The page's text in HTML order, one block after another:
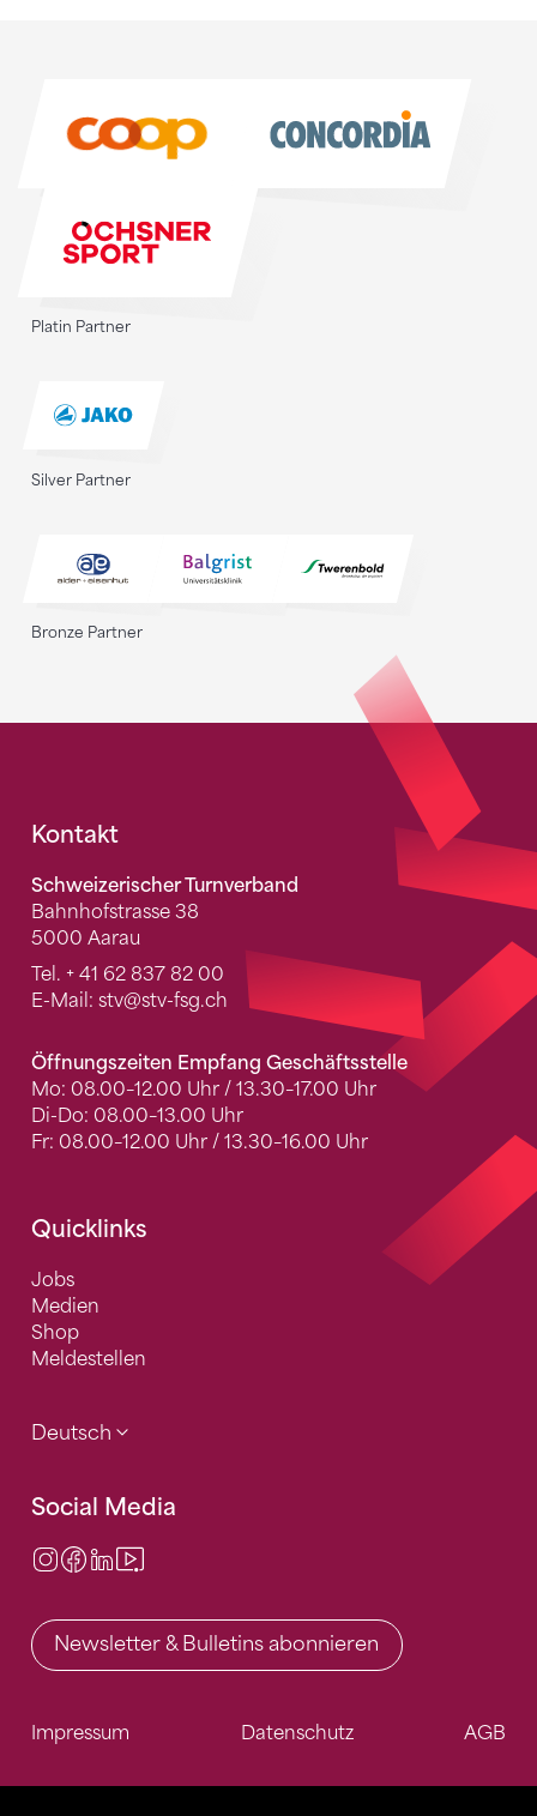
Platin Partner
Silver Partner
Bronze Partner
Fusszeile
Kontakt
Schweizerischer Turnverband
Bahnhofstrasse 38
5000 Aarau
Tel. + 41 62 837 82 00
E-Mail: stv@stv-fsg.ch
Öffnungszeiten Empfang Geschäftsstelle
Mo: 08.00–12.00 Uhr / 13.30–17.00 Uhr
Di-Do: 08.00–13.00 Uhr
Fr: 08.00–12.00 Uhr / 13.30–16.00 Uhr
Quicklinks
Jobs
Medien
Shop
Meldestellen
Deutsch
Social Media
Instagram
Facebook
LinkedIn
Newsletter & Bulletins abonnieren
Impressum Datenschutz AGB